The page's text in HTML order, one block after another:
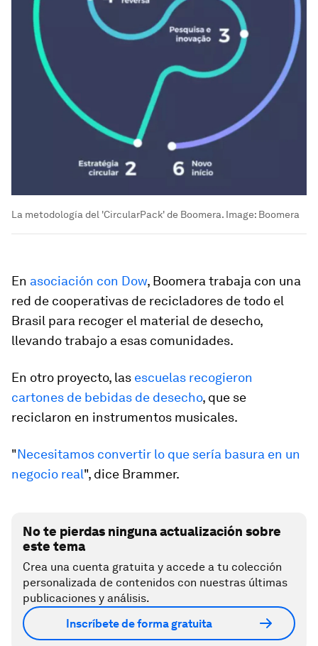
La metodología del 'CircularPack' de Boomera. Image: Boomera
En asociación con Dow, Boomera trabaja con una
red de cooperativas de recicladores de todo el
Brasil para recoger el material de desecho,
llevando trabajo a esas comunidades.
En otro proyecto, las escuelas recogieron
cartones de bebidas de desecho, que se
reciclaron en instrumentos musicales.
"Necesitamos convertir lo que sería basura en un
negocio real", dice Brammer.
No te pierdas ninguna actualización sobre
este tema
Crea una cuenta gratuita y accede a tu colección
personalizada de contenidos con nuestras últimas
publicaciones y análisis.
Inscríbete de forma gratuita